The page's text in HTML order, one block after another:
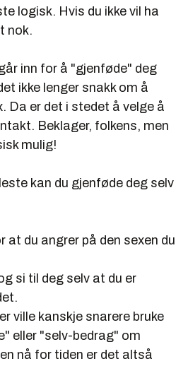
logisk. Hvis du ikke vil ha
nok.
inn for å "gjenføde" deg
ikke lenger snakk om å
Da er det i stedet å velge å
Beklager, folkens, men
mulig!
kan du gjenføde deg selv
at du angrer på den sexen du
si til deg selv at du er
ville kanskje snarere bruke
eller "selv-bedrag" om
nå for tiden er det altså